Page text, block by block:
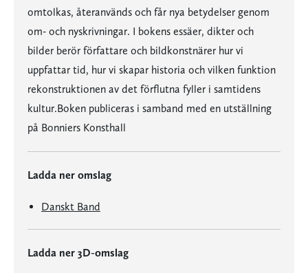
omtolkas, återanvänds och får nya betydelser genom
om- och nyskrivningar. I bokens essäer, dikter och
bilder berör författare och bildkonstnärer hur vi
uppfattar tid, hur vi skapar historia och vilken funktion
rekonstruktionen av det förflutna fyller i samtidens
kultur.Boken publiceras i samband med en utställning
på Bonniers Konsthall
Ladda ner omslag
Danskt Band
Ladda ner 3D-omslag